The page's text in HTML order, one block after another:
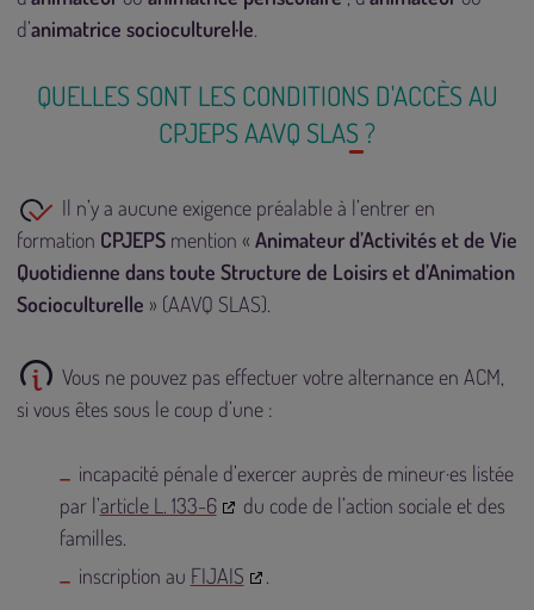
d’animatrice socioculturel·le.
QUELLES SONT LES CONDITIONS D'ACCÈS AU
CPJEPS AAVQ SLAS ?
Il n’y a aucune exigence préalable à l’entrer en
formation CPJEPSmention « Animateur d’Activités et de Vie
Quotidienne dans toute Structure de Loisirs et d’Animation
Socioculturelle » (AAVQ SLAS).
Vous ne pouvez pas effectuer votre alternance en ACM,
si vous êtes sous le coup d’une :
incapacité pénale d’exercer auprès de mineur·es listée
par l’article L. 133-6
du code de l’action sociale et des
familles.
inscription au FIJAIS .